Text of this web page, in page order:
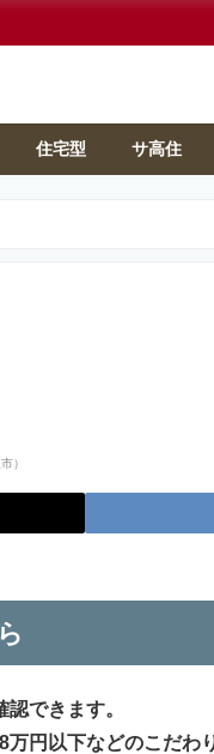
住宅型 サ高住
できます。
円以下などのこだわ